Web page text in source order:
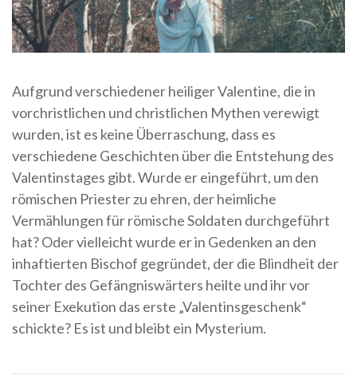
Aufgrund verschiedener heiliger Valentine, die in
vorchristlichen und christlichen Mythen verewigt
wurden, ist es keine Überraschung, dass es
verschiedene Geschichten über die Entstehung des
Valentinstages gibt. Wurde er eingeführt, um den
römischen Priester zu ehren, der heimliche
Vermählungen für römische Soldaten durchgeführt
hat? Oder vielleicht wurde er in Gedenken an den
inhaftierten Bischof gegründet, der die Blindheit der
Tochter des Gefängniswärters heilte und ihr vor
seiner Exekution das erste „Valentinsgeschenk“
schickte? Es ist und bleibt ein Mysterium.